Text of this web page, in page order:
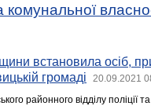
комунальної
встановила осіб,
громаді
20.09.2021
районного відділу поліції